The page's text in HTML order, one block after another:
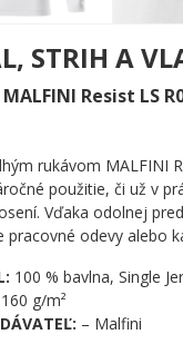
najviac zážitkov. Ak hľadáte
atrakcií a pamiatok
z 9-tich kráľovských parkov,
STRIH A
Resist LS
rukávom MALFINI
použitie, či už v
Vďaka odolnej
pracovné odevy alebo
100 % bavlna, Single
160 g/m²
– Malfini